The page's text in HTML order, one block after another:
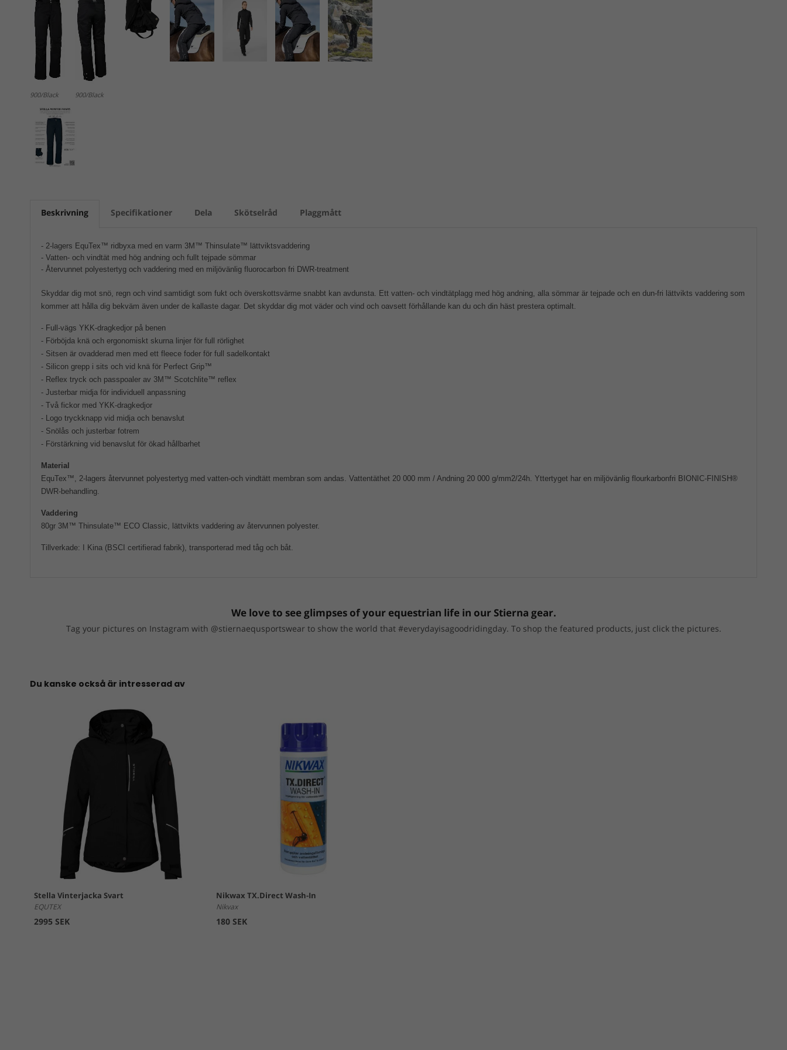
900/Black 900/Black
Beskrivning Specifikationer Dela Skötselråd Plaggmått
- 2-lagers EquTex™ ridbyxa med en varm 3M™ Thinsulate™ lättviktsvaddering
- Vatten- och vindtät med hög andning och fullt tejpade sömmar
- Återvunnet polyestertyg och vaddering med en miljövänlig fluorocarbon fri DWR-treatment
Skyddar dig mot snö, regn och vind samtidigt som fukt och överskottsvärme snabbt kan avdunsta. Ett vatten- och vindtätplagg med hög andning, alla sömmar är tejpade och en dun-fri lättvikts vaddering som
kommer att hålla dig bekväm även under de kallaste dagar. Det skyddar dig mot väder och vind och oavsett förhållande kan du och din häst prestera optimalt.
- Full-vägs YKK-dragkedjor på benen
- Förböjda knä och ergonomiskt skurna linjer för full rörlighet
- Sitsen är ovadderad men med ett fleece foder för full sadelkontakt
- Silicon grepp i sits och vid knä för Perfect Grip™
- Reflex tryck och passpoaler av 3M™ Scotchlite™ reflex
- Justerbar midja för individuell anpassning
- Två fickor med YKK-dragkedjor
- Logo tryckknapp vid midja och benavslut
- Snölås och justerbar fotrem
- Förstärkning vid benavslut för ökad hållbarhet
Material
EquTex™, 2-lagers återvunnet polyestertyg med vatten-och vindtätt membran som andas. Vattentäthet 20 000 mm / Andning 20 000 g/mm2/24h. Yttertyget har en miljövänlig flourkarbonfri BIONIC-FINISH®
DWR-behandling.
Vaddering
80gr 3M™ Thinsulate™ ECO Classic, lättvikts vaddering av återvunnen polyester.
Tillverkade: I Kina (BSCI certifierad fabrik), transporterad med tåg och båt.
We love to see glimpses of your equestrian life in our Stierna gear.
Tag your pictures on Instagram with @stiernaequsportswear to show the world that #everydayisagoodridingday. To shop the featured products, just click the pictures.
Du kanske också är intresserad av
Stella Vinterjacka Svart
EQUTEX
2995 SEK
Nikwax TX.Direct Wash-In
Nikvax
180 SEK